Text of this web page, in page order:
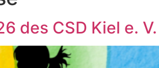
des CSD Kiel e. V.